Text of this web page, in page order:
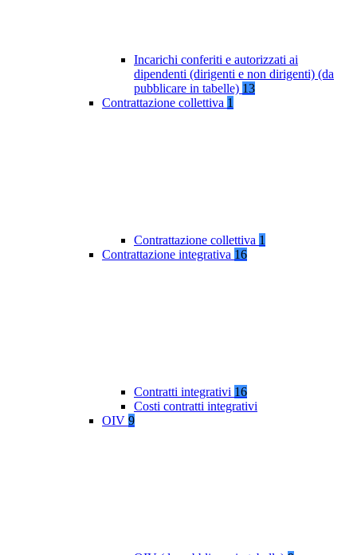
Incarichi conferiti e autorizzati ai
dipendenti (dirigenti e non dirigenti) (da
pubblicare in tabelle) 13
Contrattazione collettiva 1
Contrattazione collettiva 1
Contrattazione integrativa 16
Contratti integrativi 16
Costi contratti integrativi
OIV 9